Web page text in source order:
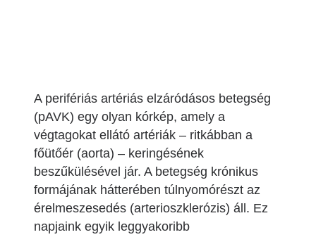
A perifériás artériás elzáródásos betegség
(pAVK) egy olyan kórkép, amely a
végtagokat ellátó artériák – ritkábban a
főütőér (aorta) – keringésének
beszűkülésével jár. A betegség krónikus
formájának hátterében túlnyomórészt az
érelmeszesedés (arterioszklerózis) áll. Ez
napjaink egyik leggyakoribb